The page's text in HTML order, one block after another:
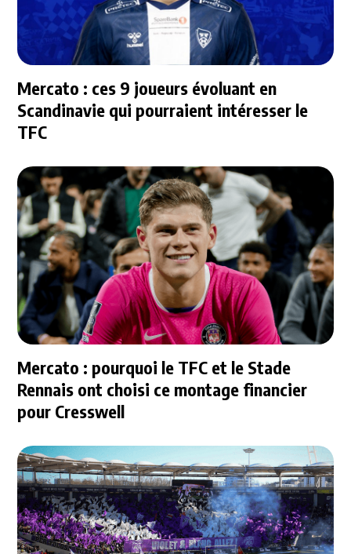
Mercato : ces 9 joueurs évoluant en
Scandinavie qui pourraient intéresser le
TFC
Mercato : pourquoi le TFC et le Stade
Rennais ont choisi ce montage financier
pour Cresswell